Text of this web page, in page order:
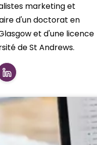
marketing et
d'un doctorat en
et d'une licence
de St Andrews.